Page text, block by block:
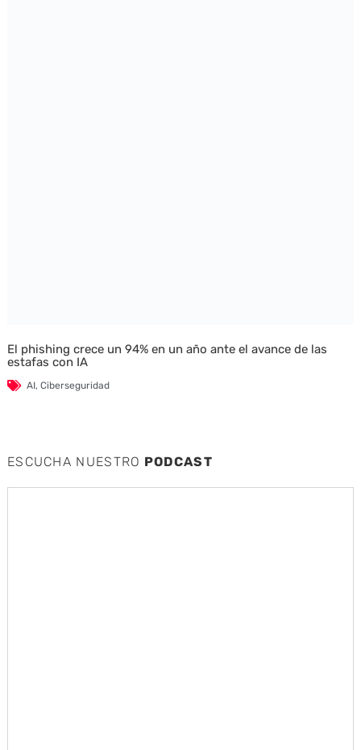
El phishing crece un 94% en un año ante el avance de las
estafas con IA
AI, Ciberseguridad
ESCUCHA NUESTRO PODCAST